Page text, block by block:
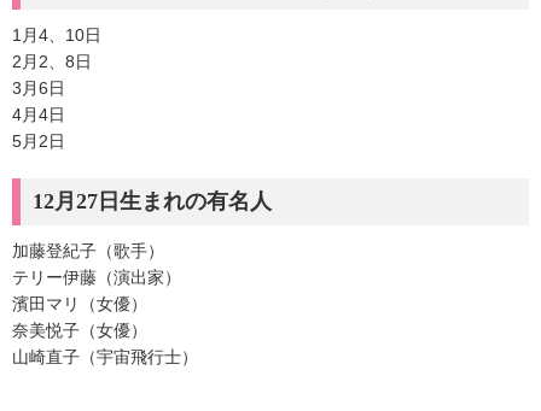
1月4、10日
2月2、8日
3月6日
4月4日
5月2日
12月27日生まれの有名人
加藤登紀子（歌手）
テリー伊藤（演出家）
濱田マリ（女優）
奈美悦子（女優）
山崎直子（宇宙飛行士）